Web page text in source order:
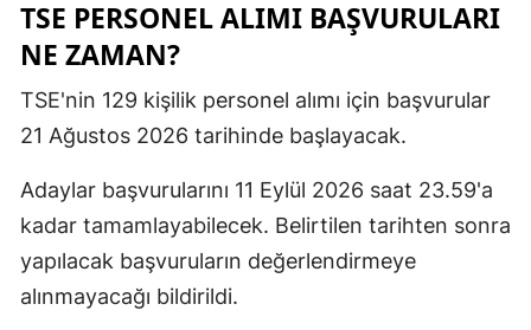
TSE PERSONEL ALIMI BAŞVURULARI
NE ZAMAN?
TSE'nin 129 kişilik personel alımı için başvurular
21 Ağustos 2026 tarihinde başlayacak.
Adaylar başvurularını 11 Eylül 2026 saat 23.59'a
kadar tamamlayabilecek. Belirtilen tarihten sonra
yapılacak başvuruların değerlendirmeye
alınmayacağı bildirildi.